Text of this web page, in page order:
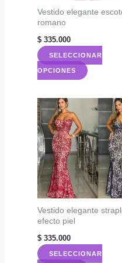
elegir
página
de
Vestido elegante
romano
$335.000
SELECCIONAR
OPCIONES
Este
tiene
múltiples
Las
opciones
se
pueden
elegir
página
Vestido elegante
efecto piel
$335.000
SELECCIONAR